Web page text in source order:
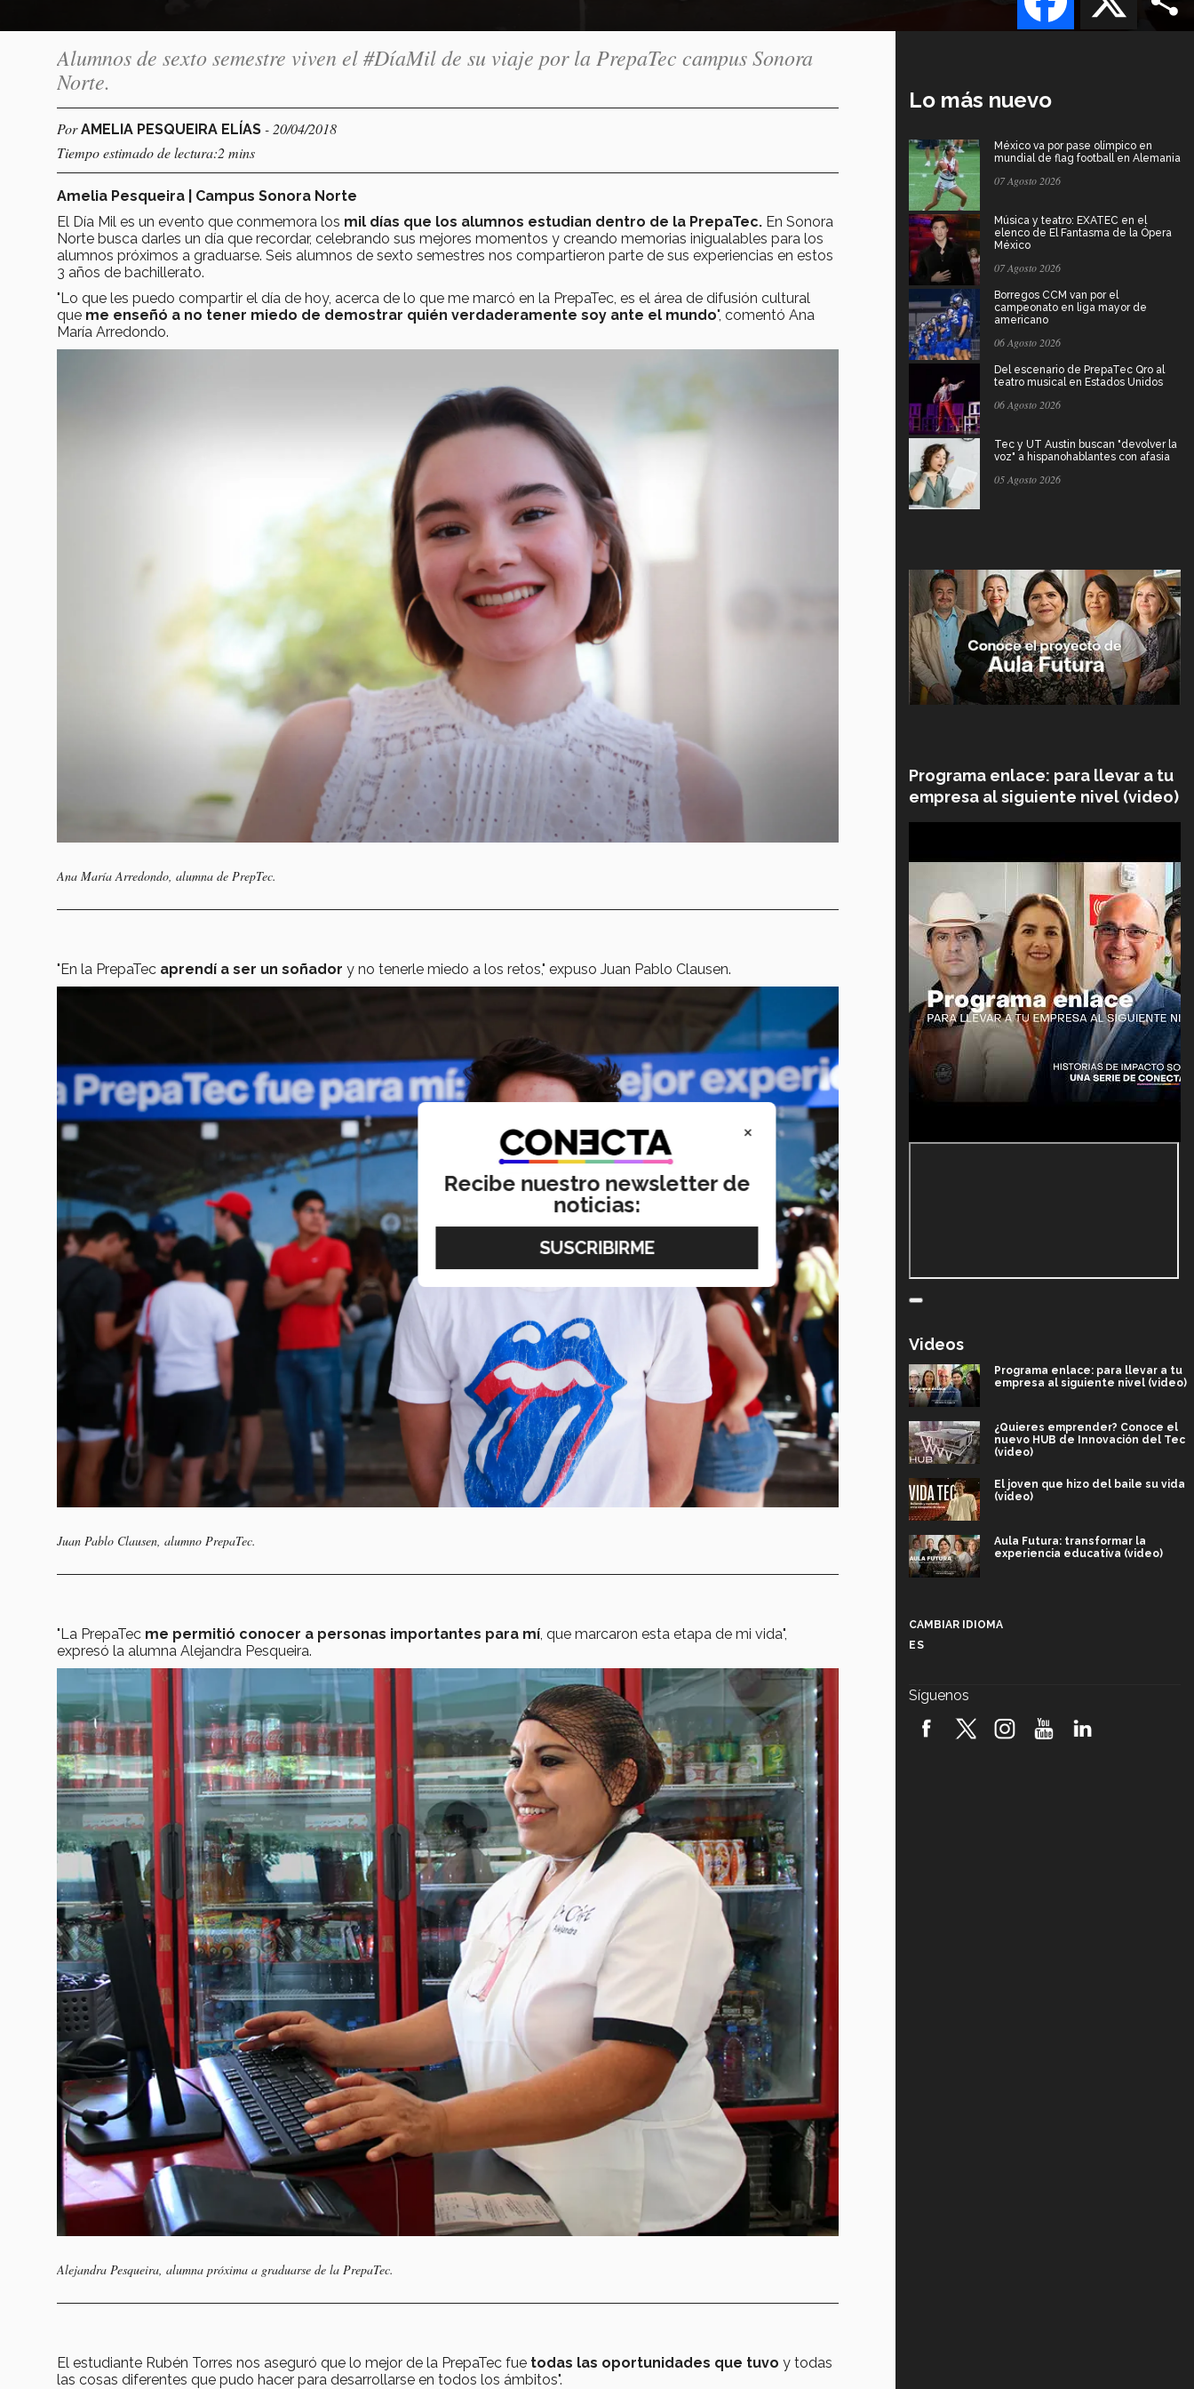
Alumnos de sexto semestre viven el #DíaMil de su viaje por la PrepaTec campus Sonora
Norte.
PorAMELIA PESQUEIRA ELÍAS - 20/04/2018
Tiempo estimado de lectura:2 mins
Amelia Pesqueira | Campus Sonora Norte
El Día Mil es un evento que conmemora los mil días que los alumnos estudian dentro de la PrepaTec. En Sonora
Norte busca darles un día que recordar, celebrando sus mejores momentos y creando memorias inigualables para los
alumnos próximos a graduarse. Seis alumnos de sexto semestres nos compartieron parte de sus experiencias en estos
3 años de bachillerato.
"Lo que les puedo compartir el día de hoy, acerca de lo que me marcó en la PrepaTec, es el área de difusión cultural
que me enseñó a no tener miedo de demostrar quién verdaderamente soy ante el mundo", comentó Ana
María Arredondo.
Ana María Arredondo, alumna de PrepTec.
"En la PrepaTec aprendí a ser un soñador y no tenerle miedo a los retos," expuso Juan Pablo Clausen.
Juan Pablo Clausen, alumno PrepaTec.
"La PrepaTec me permitió conocer a personas importantes para mí, que marcaron esta etapa de mi vida",
expresó la alumna Alejandra Pesqueira.
Alejandra Pesqueira, alumna próxima a graduarse de la PrepaTec.
El estudiante Rubén Torres nos aseguró que lo mejor de la PrepaTec fue todas las oportunidades que tuvo y todas
las cosas diferentes que pudo hacer para desarrollarse en todos los ámbitos".
Lo más nuevo
México va por pase olímpico en
mundial de flag football en Alemania
07 Agosto 2026
Música y teatro: EXATEC en el
elenco de El Fantasma de la Ópera
México
07 Agosto 2026
Borregos CCM van por el
campeonato en liga mayor de
americano
06 Agosto 2026
Del escenario de PrepaTec Qro al
teatro musical en Estados Unidos
06 Agosto 2026
Tec y UT Austin buscan "devolver la
voz" a hispanohablantes con afasia
05 Agosto 2026
Programa enlace: para llevar a tu
empresa al siguiente nivel (video)
Videos
Programa enlace: para llevar a tu
empresa al siguiente nivel (video)
¿Quieres emprender? Conoce el
nuevo HUB de Innovación del Tec
(video)
El joven que hizo del baile su vida
(video)
Aula Futura: transformar la
experiencia educativa (video)
robótica FIRST 2026! (video)
CAMBIAR IDIOMA
ES
Síguenos
×
Recibe nuestro newsletter de
noticias: